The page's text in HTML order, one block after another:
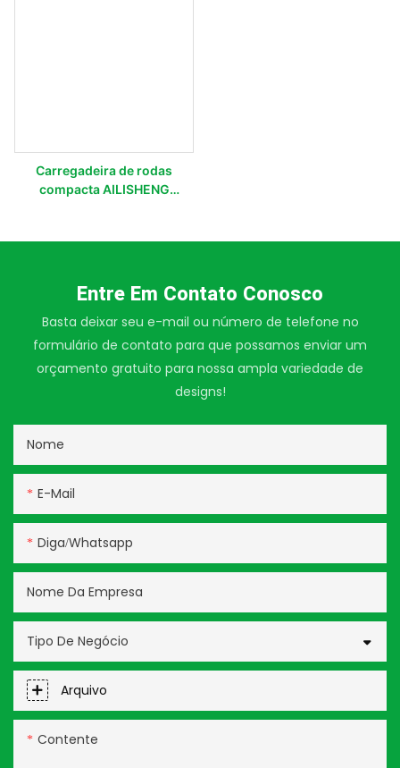
Carregadeira de rodas
compacta AILISHENG
Entre Em Contato Conosco
Basta deixar seu e-mail ou número de telefone no
formulário de contato para que possamos enviar um
orçamento gratuito para nossa ampla variedade de
designs!
Nome
E-Mail
Diga/whatsapp
Nome Da Empresa
Tipo De Negócio
Arquivo
Contente